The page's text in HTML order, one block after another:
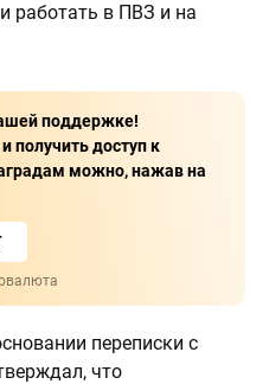
работать в ПВЗ и на
поддержке!
получить доступ к
можно, нажав на
переписки с
что